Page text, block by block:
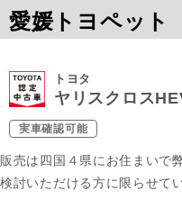
愛媛トヨペット
トヨタ
ヤリスクロス
実車確認可能
販売は四国４県にお住まいで
検討いただける方に限らせて